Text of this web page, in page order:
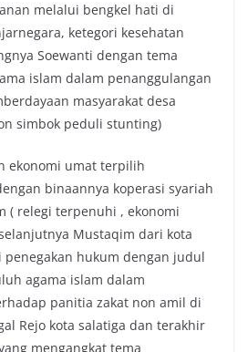
melalui bengkel hati di
ketegori kesehatan
Soewanti dengan tema
islam dalam penanggulangan
masyarakat desa
simbok peduli stunting)
ekonomi umat terpilih
binaannya koperasi syariah
( relegi terpenuhi , ekonomi
Mustaqim dari kota
penegakan hukum dengan judul
agama islam dalam
panitia zakat non amil di
Rejo kota salatiga dan terakhir
mengangkat tema